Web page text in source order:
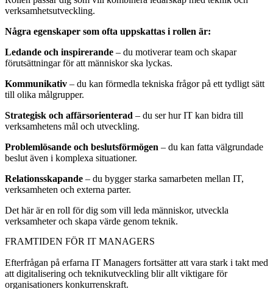
verksamhetsutveckling.
Några egenskaper som ofta uppskattas i rollen är:
Ledande och inspirerande – du motiverar team och skapar
förutsättningar för att människor ska lyckas.
Kommunikativ – du kan förmedla tekniska frågor på ett tydligt sätt
till olika målgrupper.
Strategisk och affärsorienterad – du ser hur IT kan bidra till
verksamhetens mål och utveckling.
Problemlösande och beslutsförmögen – du kan fatta välgrundade
beslut även i komplexa situationer.
Relationsskapande – du bygger starka samarbeten mellan IT,
verksamheten och externa parter.
Det här är en roll för dig som vill leda människor, utveckla
verksamheter och skapa värde genom teknik.
FRAMTIDEN FÖR IT MANAGERS
Efterfrågan på erfarna IT Managers fortsätter att vara stark i takt med
att digitalisering och teknikutveckling blir allt viktigare för
organisationers konkurrenskraft.